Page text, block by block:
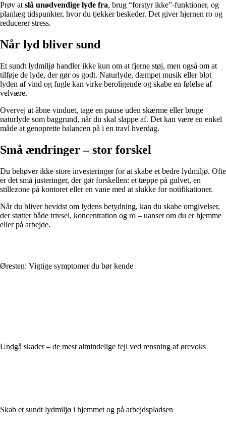
Prøv at slå unødvendige lyde fra, brug “forstyr ikke”-funktioner, og
planlæg tidspunkter, hvor du tjekker beskeder. Det giver hjernen ro og
reducerer stress.
Når lyd bliver sund
Et sundt lydmiljø handler ikke kun om at fjerne støj, men også om at
tilføje de lyde, der gør os godt. Naturlyde, dæmpet musik eller blot
lyden af vind og fugle kan virke beroligende og skabe en følelse af
velvære.
Overvej at åbne vinduet, tage en pause uden skærme eller bruge
naturlyde som baggrund, når du skal slappe af. Det kan være en enkel
måde at genoprette balancen på i en travl hverdag.
Små ændringer – stor forskel
Du behøver ikke store investeringer for at skabe et bedre lydmiljø. Ofte
er det små justeringer, der gør forskellen: et tæppe på gulvet, en
stillezone på kontoret eller en vane med at slukke for notifikationer.
Når du bliver bevidst om lydens betydning, kan du skabe omgivelser,
der støtter både trivsel, koncentration og ro – uanset om du er hjemme
eller på arbejde.
Øresten: Vigtige symptomer du bør kende
Undgå skader – de mest almindelige fejl ved rensning af ørevoks
Skab et sundt lydmiljø i hjemmet og på arbejdspladsen